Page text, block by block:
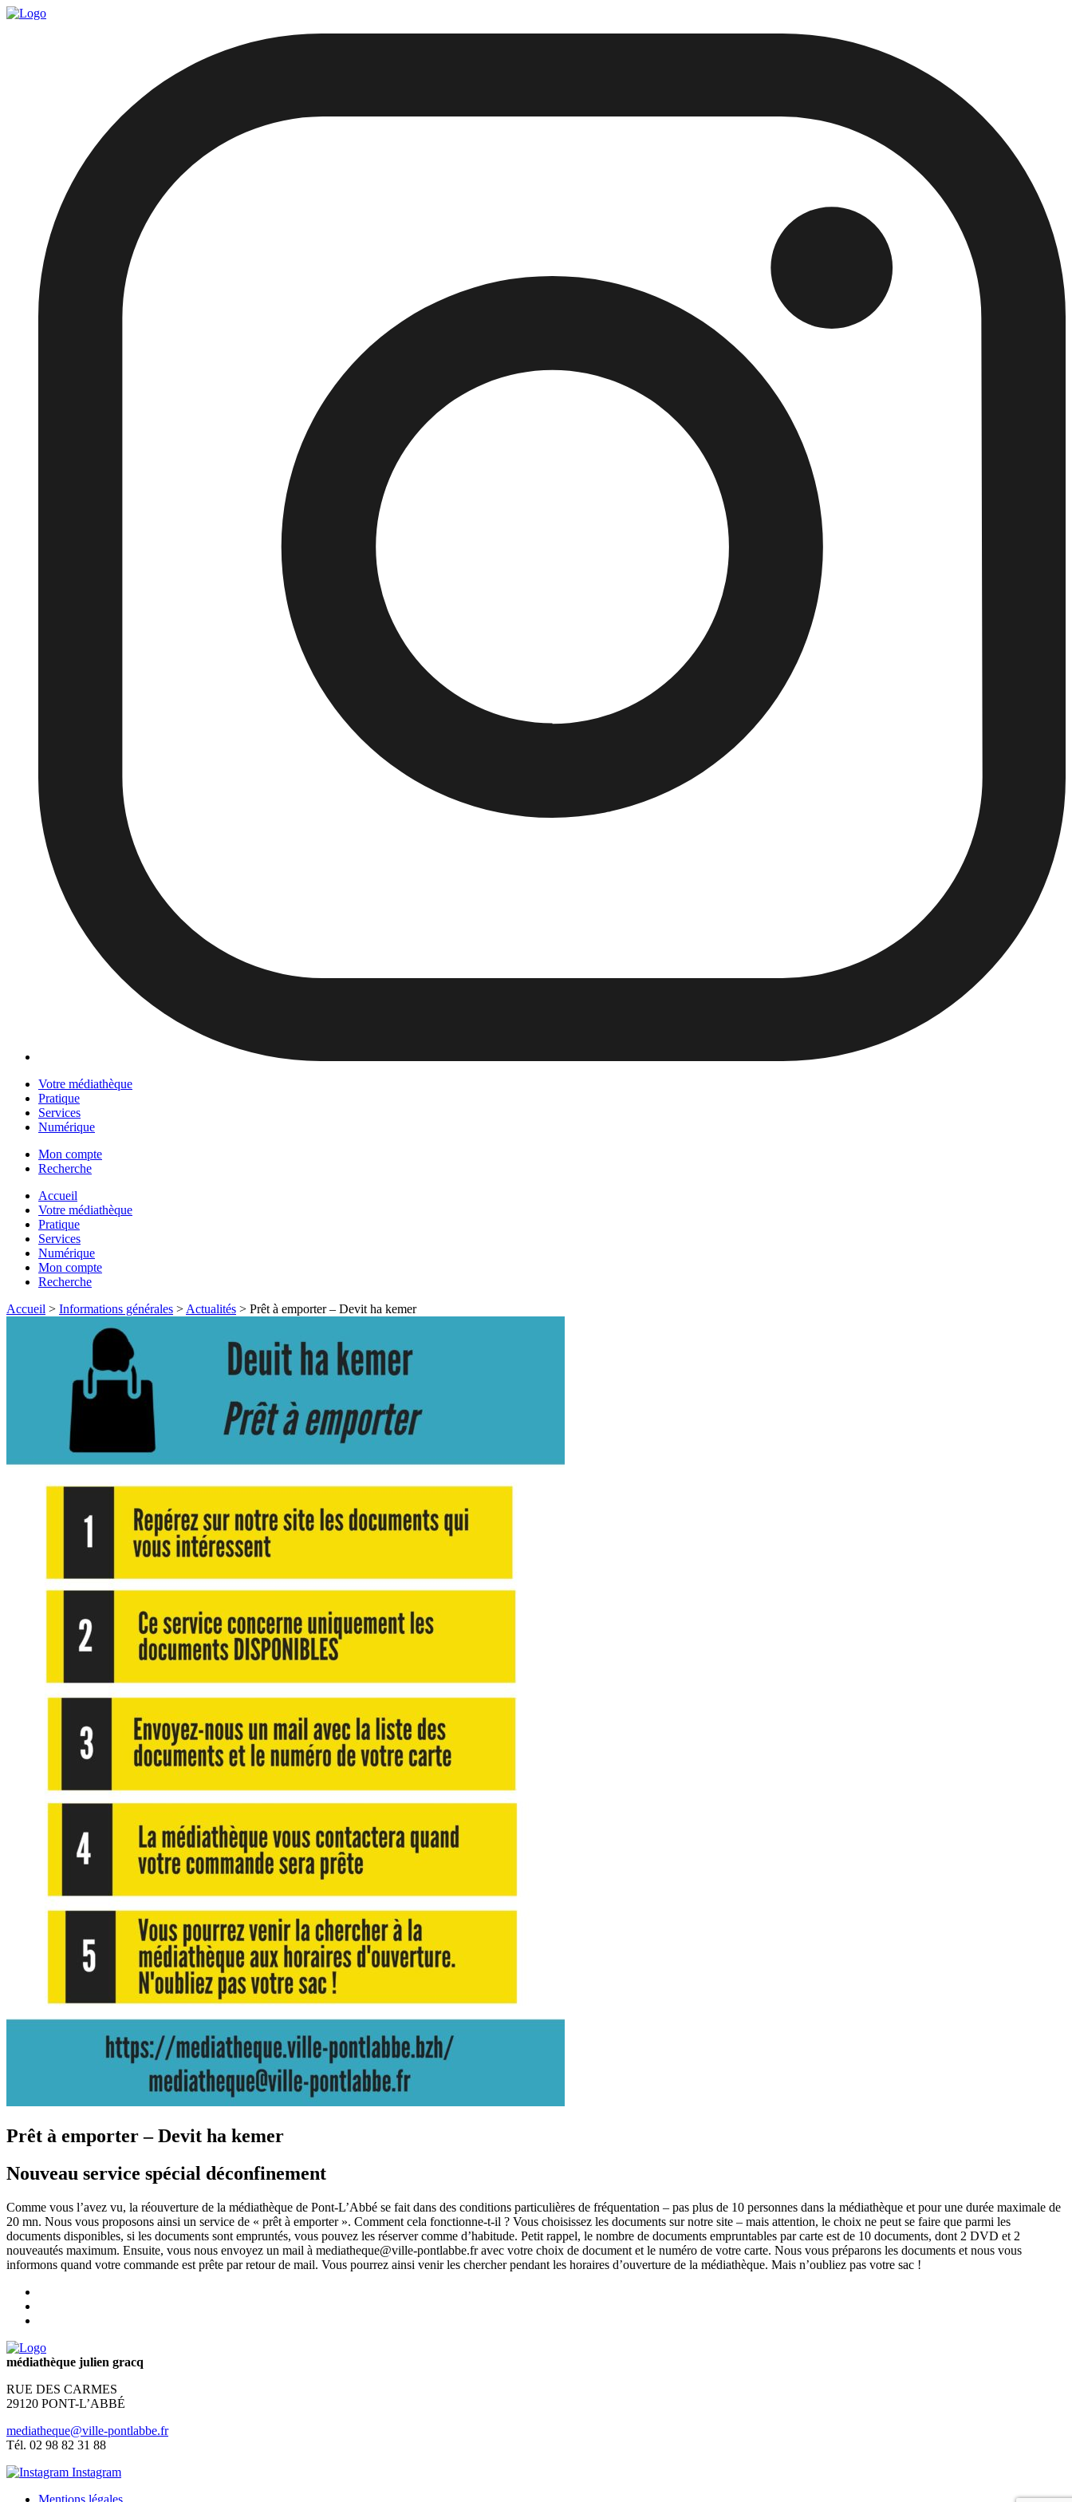
Votre médiathèque
Pratique
Services
Numérique
Mon compte
Recherche
Accueil
Votre médiathèque
Pratique
Services
Numérique
Mon compte
Recherche
Accueil > Informations générales > Actualités > Prêt à emporter – Devit ha kemer
Prêt à emporter – Devit ha kemer
Nouveau service spécial déconfinement
Comme vous l’avez vu, la réouverture de la médiathèque de Pont-L’Abbé se fait dans des conditions particulières de fréquentation – pas plus de 10 personnes dans la médiathèque et pour une durée maximale de
20 mn. Nous vous proposons ainsi un service de « prêt à emporter ». Comment cela fonctionne-t-il ? Vous choisissez les documents sur notre site – mais attention, le choix ne peut se faire que parmi les
documents disponibles, si les documents sont empruntés, vous pouvez les réserver comme d’habitude. Petit rappel, le nombre de documents empruntables par carte est de 10 documents, dont 2 DVD et 2
nouveautés maximum. Ensuite, vous nous envoyez un mail à mediatheque@ville-pontlabbe.fr avec votre choix de document et le numéro de votre carte. Nous vous préparons les documents et nous vous
informons quand votre commande est prête par retour de mail. Vous pourrez ainsi venir les chercher pendant les horaires d’ouverture de la médiathèque. Mais n’oubliez pas votre sac !
médiathèque julien gracq
RUE DES CARMES
29120 PONT-L’ABBÉ
mediatheque@ville-pontlabbe.fr
Tél. 02 98 82 31 88
Instagram
Mentions légales